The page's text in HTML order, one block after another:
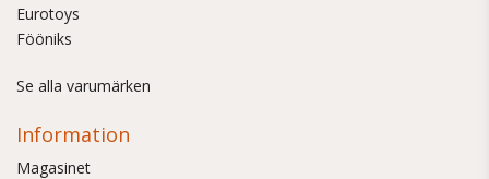
Eurotoys
Fööniks
Se alla varumärken
Information
Magasinet